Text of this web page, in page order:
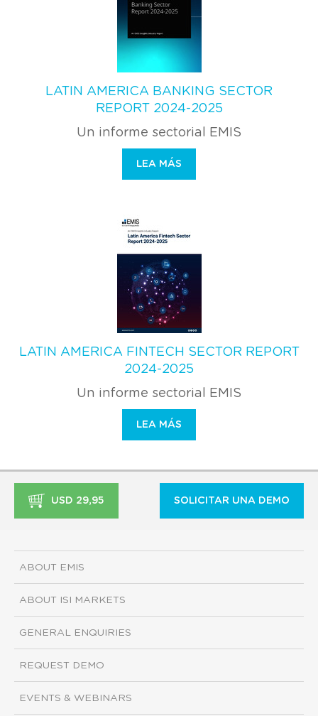
LATIN AMERICA BANKING SECTOR
REPORT 2024-2025
Un informe sectorial EMIS
LEA MÁS
LATIN AMERICA FINTECH SECTOR REPORT
2024-2025
Un informe sectorial EMIS
LEA MÁS
USD 29,95 SOLICITAR UNA DEMO
ABOUT EMIS
ABOUT ISI MARKETS
GENERAL ENQUIRIES
REQUEST DEMO
EVENTS & WEBINARS